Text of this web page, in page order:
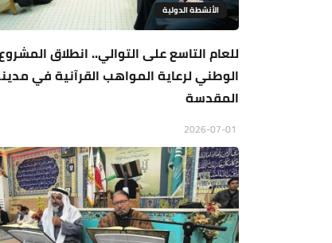
الأنشطة الدولية
للعام التاسع على التوالي.. انطلاق
الوطني لرعاية المواهب القرآنية في
المقدسة